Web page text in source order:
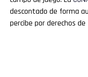
descontado de forma
percibe por derechos